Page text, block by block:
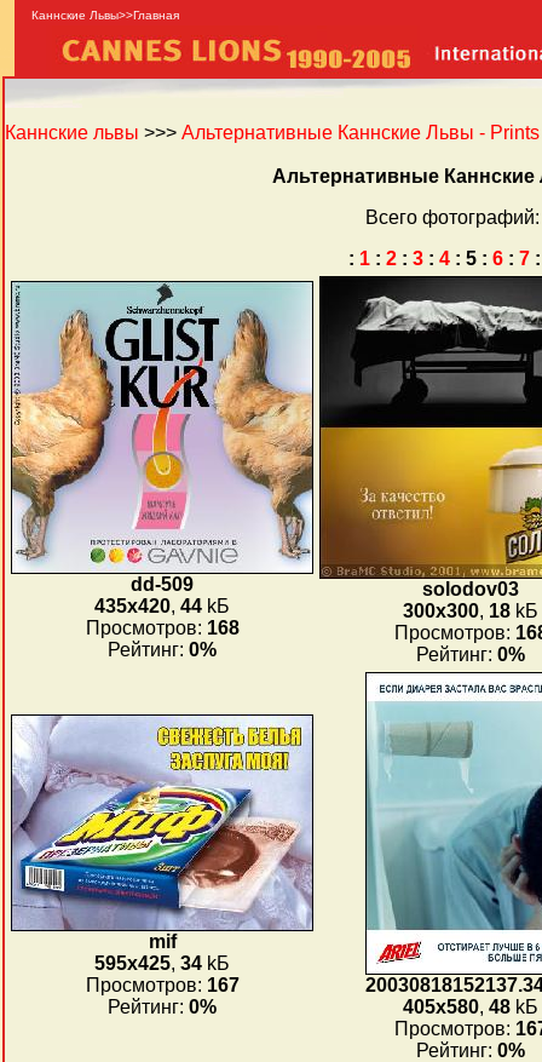
Каннские Львы>>Главная
Каннские львы >>> Альтернативные Каннские Львы - Prints
Альтернативные
Всего
: 1: 2: 3: 4: 5: 6: 7:
dd-509
435x420, 44 kБ
Просмотров: 168
Рейтинг: 0%
solodov03
300x300, 18 kБ
Просмотров:
Рейтинг: 0%
mif
595x425, 34 kБ
Просмотров: 167
Рейтинг: 0%
405x580, 48 kБ
Просмотров:
Рейтинг: 0%